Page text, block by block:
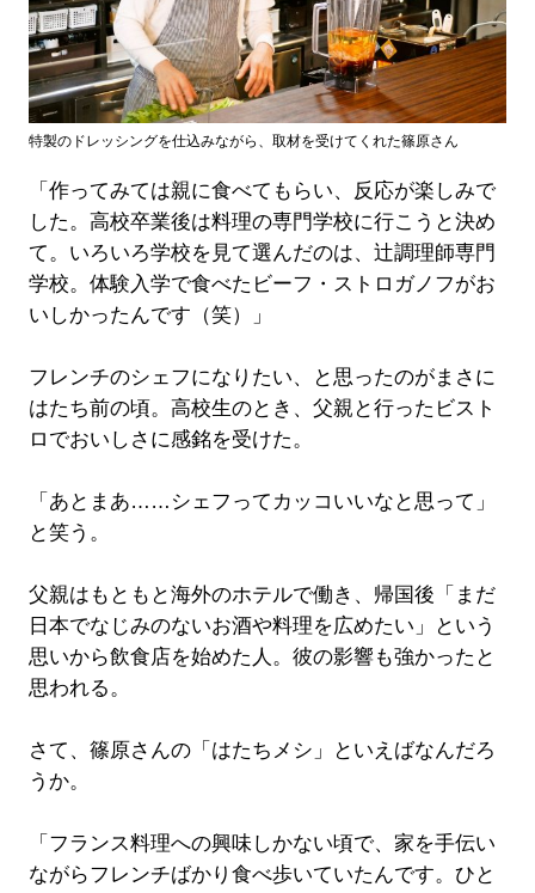
特製のドレッシングを仕込みながら、取材を受けてくれた篠原さん
「作ってみては親に食べてもらい、反応が楽しみで
した。高校卒業後は料理の専門学校に行こうと決め
て。いろいろ学校を見て選んだのは、辻調理師専門
学校。体験入学で食べたビーフ・ストロガノフがお
いしかったんです（笑）」
フレンチのシェフになりたい、と思ったのがまさに
はたち前の頃。高校生のとき、父親と行ったビスト
ロでおいしさに感銘を受けた。
「あとまあ……シェフってカッコいいなと思って」
と笑う。
父親はもともと海外のホテルで働き、帰国後「まだ
日本でなじみのないお酒や料理を広めたい」という
思いから飲食店を始めた人。彼の影響も強かったと
思われる。
さて、篠原さんの「はたちメシ」といえばなんだろ
うか。
「フランス料理への興味しかない頃で、家を手伝い
ながらフレンチばかり食べ歩いていたんです。ひと